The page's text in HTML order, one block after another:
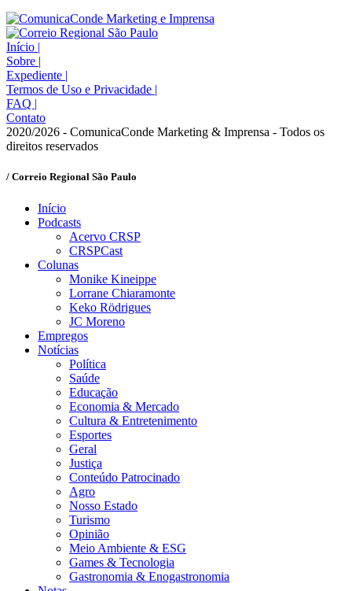
Início |
Sobre |
Expediente |
Termos de Uso e Privacidade |
FAQ |
Contato
2020/2026 - ComunicaConde Marketing & Imprensa - Todos os
direitos reservados
/ Correio Regional São Paulo
Início
Podcasts
Acervo CRSP
CRSPCast
Colunas
Monike Kineippe
Lorrane Chiaramonte
Keko Rödrigues
JC Moreno
Empregos
Notícias
Política
Saúde
Educação
Economia & Mercado
Cultura & Entretenimento
Esportes
Geral
Justiça
Conteúdo Patrocinado
Agro
Nosso Estado
Turismo
Opinião
Meio Ambiente & ESG
Games & Tecnologia
Gastronomia & Enogastronomia